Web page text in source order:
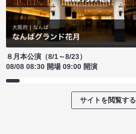
８月本公演（8/1～8/23）
08/08 08:30 開場 09:00 開演
サイトを閲覧する